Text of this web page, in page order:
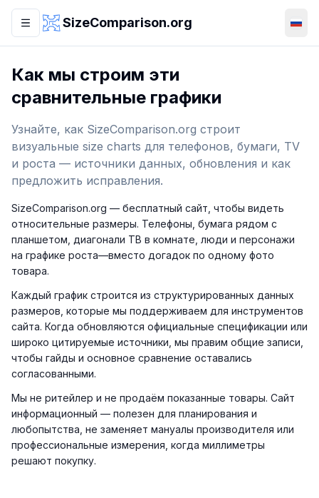
SizeComparison.org
Перейти к основному содержимому
Как мы строим эти
сравнительные графики
Узнайте, как SizeComparison.org строит
визуальные size charts для телефонов, бумаги, TV
и роста — источники данных, обновления и как
предложить исправления.
SizeComparison.org — бесплатный сайт, чтобы видеть
относительные размеры. Телефоны, бумага рядом с
планшетом, диагонали ТВ в комнате, люди и персонажи
на графике роста—вместо догадок по одному фото
товара.
Каждый график строится из структурированных данных
размеров, которые мы поддерживаем для инструментов
сайта. Когда обновляются официальные спецификации или
широко цитируемые источники, мы правим общие записи,
чтобы гайды и основное сравнение оставались
согласованными.
Мы не ритейлер и не продаём показанные товары. Сайт
информационный — полезен для планирования и
любопытства, не заменяет мануалы производителя или
профессиональные измерения, когда миллиметры
решают покупку.